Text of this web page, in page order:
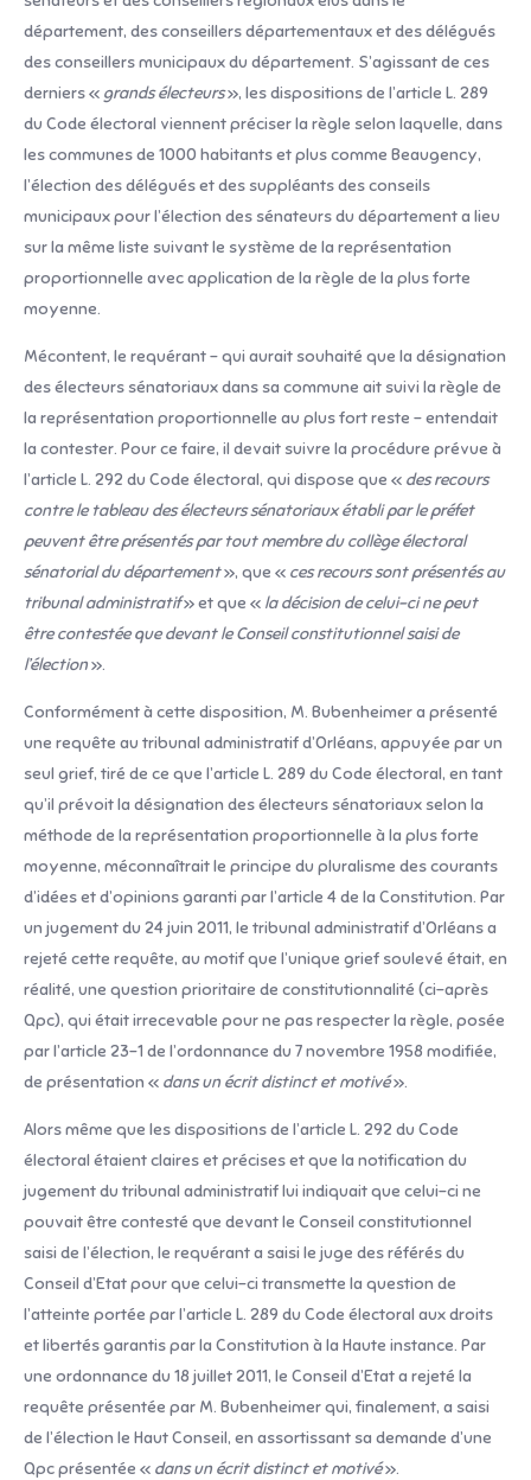
département, des conseillers départementaux et des délégués
des conseillers municipaux du département. S’agissant de ces
derniers « grands électeurs», les dispositions de l’article L. 289
du Code électoral viennent préciser la règle selon laquelle, dans
les communes de 1000 habitants et plus comme Beaugency,
l’élection des délégués et des suppléants des conseils
municipaux pour l’élection des sénateurs du département a lieu
sur la même liste suivant le système de la représentation
proportionnelle avec application de la règle de la plus forte
moyenne.
Mécontent, le requérant – qui aurait souhaité que la désignation
des électeurs sénatoriaux dans sa commune ait suivi la règle de
la représentation proportionnelle au plus fort reste – entendait
la contester. Pour ce faire, il devait suivre la procédure prévue à
l’article L. 292 du Code électoral, qui dispose que « des recours
contre le tableau des électeurs sénatoriaux établi par le préfet
peuvent être présentés par tout membre du collège électoral
sénatorial du département», que « ces recours sont présentés au
tribunal administratif» et que « la décision de celui-ci ne peut
être contestée que devant le Conseil constitutionnel saisi de
l’élection».
Conformément à cette disposition, M. Bubenheimer a présenté
une requête au tribunal administratif d’Orléans, appuyée par un
seul grief, tiré de ce que l’article L. 289 du Code électoral, en tant
qu’il prévoit la désignation des électeurs sénatoriaux selon la
méthode de la représentation proportionnelle à la plus forte
moyenne, méconnaîtrait le principe du pluralisme des courants
d’idées et d’opinions garanti par l’article 4 de la Constitution. Par
un jugement du 24 juin 2011, le tribunal administratif d’Orléans a
rejeté cette requête, au motif que l’unique grief soulevé était, en
réalité, une question prioritaire de constitutionnalité (ci-après
Qpc), qui était irrecevable pour ne pas respecter la règle, posée
par l’article 23-1 de l’ordonnance du 7 novembre 1958 modifiée,
de présentation « dans un écrit distinct et motivé».
Alors même que les dispositions de l’article L. 292 du Code
électoral étaient claires et précises et que la notification du
jugement du tribunal administratif lui indiquait que celui-ci ne
pouvait être contesté que devant le Conseil constitutionnel
saisi de l’élection, le requérant a saisi le juge des référés du
Conseil d’Etat pour que celui-ci transmette la question de
l’atteinte portée par l’article L. 289 du Code électoral aux droits
et libertés garantis par la Constitution à la Haute instance. Par
une ordonnance du 18 juillet 2011, le Conseil d’Etat a rejeté la
requête présentée par M. Bubenheimer qui, finalement, a saisi
de l’élection le Haut Conseil, en assortissant sa demande d’une
Qpc présentée « dans un écrit distinct et motivé».